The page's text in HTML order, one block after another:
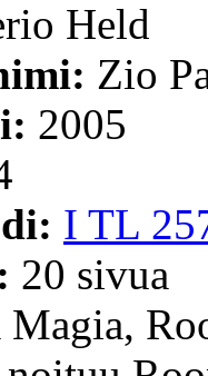
Held
Zio
2005
I TL
20 sivua